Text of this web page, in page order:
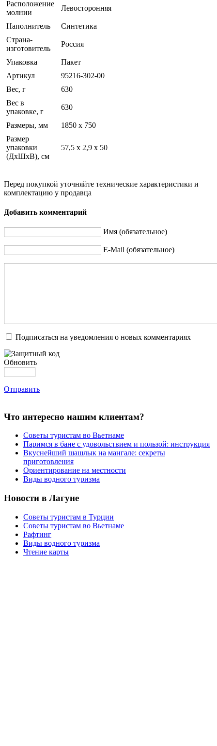
Расположение
молнии
Левосторонняя
Наполнитель
Синтетика
Страна-
изготовитель
Россия
Упаковка
Пакет
Артикул
95216-302-00
Вес, г
630
Вес в
упаковке, г
630
Размеры, мм
1850 х 750
Размер
упаковки
(ДхШхВ), см
57,5 х 2,9 х 50
Перед покупкой уточняйте технические характеристики и
комплектацию у продавца
Добавить комментарий
Имя (обязательное)
E-Mail (обязательное)
Подписаться на уведомления о новых комментариях
Обновить
Отправить
Что интересно нашим клиентам?
Советы туристам во Вьетнаме
Паримся в бане с удовольствием и пользой: инструкция
Вкуснейший шашлык на мангале: секреты
приготовления
Ориентирование на местности
Виды водного туризма
Новости в Лагуне
Советы туристам в Турции
Советы туристам во Вьетнаме
Рафтинг
Виды водного туризма
Чтение карты